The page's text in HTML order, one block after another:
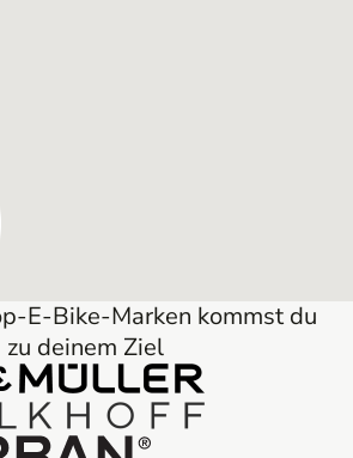
E-Bike-Marken kommst du
zu deinem Ziel